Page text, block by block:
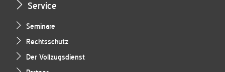
Service
Seminare
Rechtsschutz
Der Vollzugsdienst